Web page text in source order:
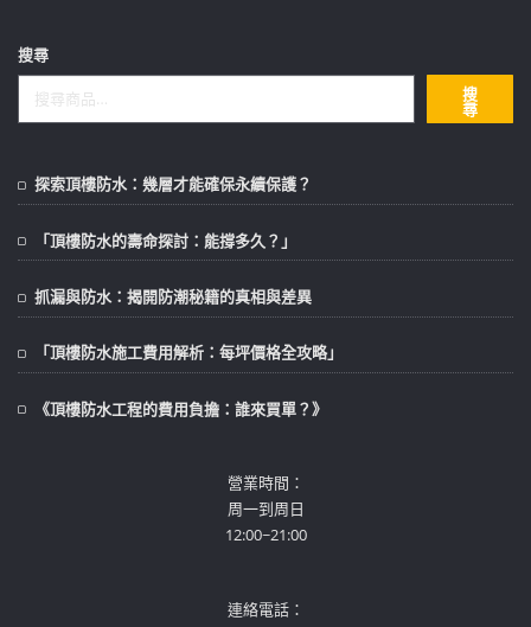
搜尋
搜
尋
探索頂樓防水：幾層才能確保永續保護？
「頂樓防水的壽命探討：能撐多久？」
抓漏與防水：揭開防潮秘籍的真相與差異
「頂樓防水施工費用解析：每坪價格全攻略」
《頂樓防水工程的費用負擔：誰來買單？》
營業時間：
周一到周日
12:00~21:00
連絡電話：